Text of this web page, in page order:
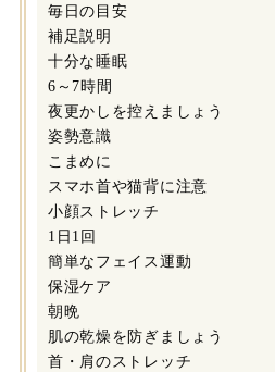
毎日の目安
補足説明
十分な睡眠
6～7時間
夜更かしを控えましょう
姿勢意識
こまめに
スマホ首や猫背に注意
小顔ストレッチ
1日1回
簡単なフェイス運動
保湿ケア
朝晩
肌の乾燥を防ぎましょう
首・肩のストレッチ